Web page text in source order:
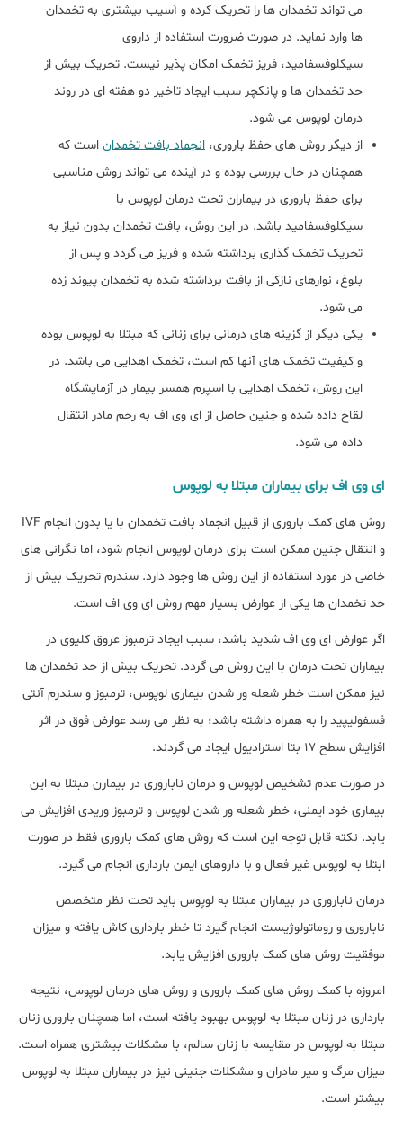
می تواند تخمدان ها را تحریک کرده و آسیب بیشتری به تخمدان
ها وارد نماید. در صورت ضرورت استفاده از داروی
سیکلوفسفامید، فریز تخمک امکان پذیر نیست. تحریک بیش از
حد تخمدان ها و پانکچر سبب ایجاد تاخیر دو هفته ای در روند
درمان لوپوس می شود.
از دیگر روش های حفظ باروری، انجماد بافت تخمدان است که
همچنان در حال بررسی بوده و در آینده می تواند روش مناسبی
برای حفظ باروری در بیماران تحت درمان لوپوس با
سیکلوفسفامید باشد. در این روش، بافت تخمدان بدون نیاز به
تحریک تخمک گذاری برداشته شده و فریز می گردد و پس از
بلوغ، نوارهای نازکی از بافت برداشته شده به تخمدان پیوند زده
می شود.
یکی دیگر از گزینه های درمانی برای زنانی که مبتلا به لوپوس بوده
و کیفیت تخمک های آنها کم است، تخمک اهدایی می باشد. در
این روش، تخمک اهدایی با اسپرم همسر بیمار در آزمایشگاه
لقاح داده شده و جنین حاصل از ای وی اف به رحم مادر انتقال
داده می شود.
ای وی اف برای بیماران مبتلا به لوپوس
روش های کمک باروری از قبیل انجماد بافت تخمدان با یا بدون انجام IVF
و انتقال جنین ممکن است برای درمان لوپوس انجام شود، اما نگرانی های
خاصی در مورد استفاده از این روش ها وجود دارد. سندرم تحریک بیش از
حد تخمدان ها یکی از عوارض بسیار مهم روش ای وی اف است.
اگر عوارض ای وی اف شدید باشد، سبب ایجاد ترمبوز عروق کلیوی در
بیماران تحت درمان با این روش می گردد. تحریک بیش از حد تخمدان ها
نیز ممکن است خطر شعله ور شدن بیماری لوپوس، ترمبوز و سندرم آنتی
فسفولیپید را به همراه داشته باشد؛ به نظر می رسد عوارض فوق در اثر
افزایش سطح 17 بتا استرادیول ایجاد می گردند.
در صورت عدم تشخیص لوپوس و درمان ناباروری در بیمارن مبتلا به این
بیماری خود ایمنی، خطر شعله ور شدن لوپوس و ترمبوز وریدی افزایش می
یابد. نکته قابل توجه این است که روش های کمک باروری فقط در صورت
ابتلا به لوپوس غیر فعال و با داروهای ایمن بارداری انجام می گیرد.
درمان ناباروری در بیماران مبتلا به لوپوس باید تحت نظر متخصص
ناباروری و روماتولوژیست انجام گیرد تا خطر بارداری کاش یافته و میزان
موفقیت روش های کمک باروری افزایش یابد.
امروزه با کمک روش های کمک باروری و روش های درمان لوپوس، نتیجه
بارداری در زنان مبتلا به لوپوس بهبود یافته است، اما همچنان باروری زنان
مبتلا به لوپوس در مقایسه با زنان سالم، با مشکلات بیشتری همراه است.
میزان مرگ و میر مادران و مشکلات جنینی نیز در بیماران مبتلا به لوپوس
بیشتر است.